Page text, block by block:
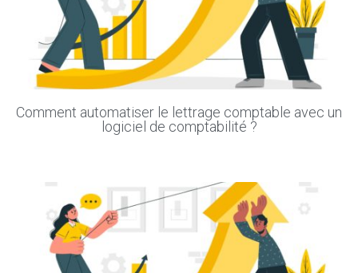
Comment automatiser le lettrage comptable avec un
logiciel de comptabilité ?